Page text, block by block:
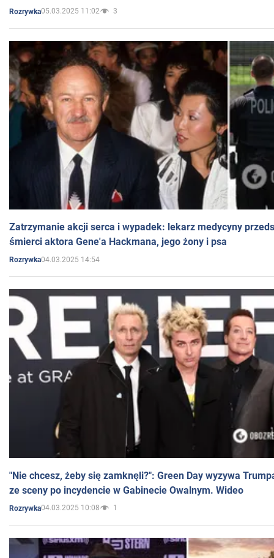
Rozrywka05.03.2025 11:02 3
Zatrzymanie akcji serca i wypadek: lekarz medycyny
śmierci aktora Gene'a Hackmana, jego żony i psa
Rozrywka04.03.2025 14:54
"Nie chcesz, żeby się zamknęli?": Green Day wyzywa
ze sceny po incydencie w Gabinecie Owalnym. Wideo
Rozrywka04.03.2025 10:08 1